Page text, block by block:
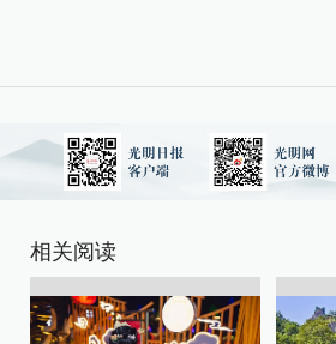
相关阅读